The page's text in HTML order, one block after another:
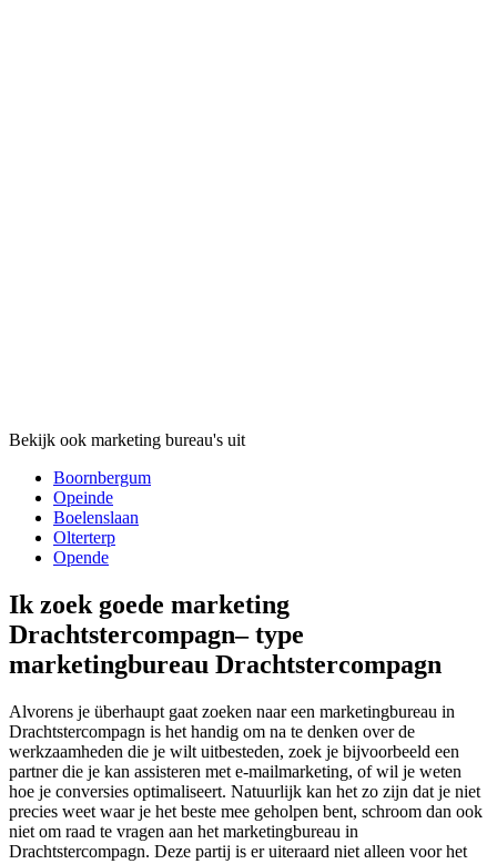
Bekijk ook marketing bureau's uit
Boornbergum
Opeinde
Boelenslaan
Olterterp
Opende
Ik zoek goede marketing
Drachtstercompagn– type
marketingbureau Drachtstercompagn
Alvorens je überhaupt gaat zoeken naar een marketingbureau in
Drachtstercompagn is het handig om na te denken over de
werkzaamheden die je wilt uitbesteden, zoek je bijvoorbeeld een
partner die je kan assisteren met e-mailmarketing, of wil je weten
hoe je conversies optimaliseert. Natuurlijk kan het zo zijn dat je niet
precies weet waar je het beste mee geholpen bent, schroom dan ook
niet om raad te vragen aan het marketingbureau in
Drachtstercompagn. Deze partij is er uiteraard niet alleen voor het